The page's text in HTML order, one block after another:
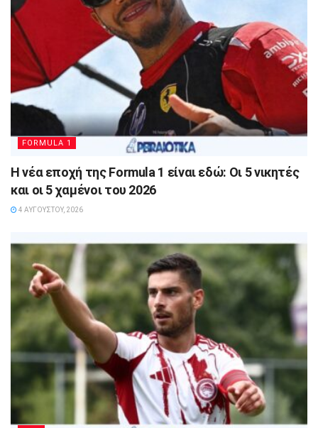
FORMULA 1
Η νέα εποχή της Formula 1 είναι εδώ: Οι 5 νικητές
και οι 5 χαμένοι του 2026
4 ΑΥΓΟΎΣΤΟΥ, 2026